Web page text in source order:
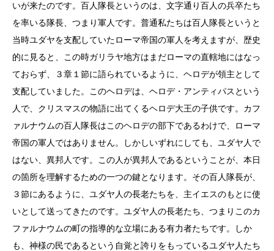
いが来たのです。百人隊長というのは、文字通り百人の兵卒たち
を率いる隊長、つまり軍人です。普通私たちは百人隊長というと
当時ユダヤを支配していたローマ帝国の軍人を考えますが、歴史
的に見ると、この時ガリラヤ地方はまだローマの直轄地にはなっ
ておらず、３章１節に語られているように、ヘロデが領主として
支配していました。このヘロデは、ヘロデ・アンティパスという
人で、クリスマスの物語に出てくるヘロデ大王の子供です。カフ
ァルナウムの百人隊長はこのヘロデの部下であるわけで、ローマ
帝国の軍人ではありません。しかしいずれにしても、ユダヤ人で
はない、異邦人です。この人が異邦人であるということが、本日
の箇所を理解するための一つの鍵となります。その百人隊長が、
３節にあるように、ユダヤ人の長老たちを、主イエスのもとに使
いとして送ってきたのです。ユダヤ人の長老たち、つまりこのカ
ファルナウムの町の指導的な立場にある有力者たちです。しか
も、神様の民であるという自覚と誇りをもっているユダヤ人たち